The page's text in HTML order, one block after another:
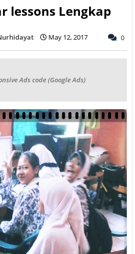
lessons Lengkap
May 12, 2017 0
Ads code (Google Ads)